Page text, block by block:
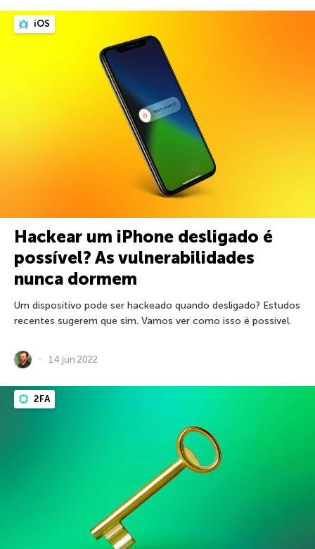
iOS
Hackear um iPhone desligado é
possível? As vulnerabilidades
nunca dormem
Um dispositivo pode ser hackeado quando desligado? Estudos
recentes sugerem que sim. Vamos ver como isso é possível.
14 jun 2022
2FA